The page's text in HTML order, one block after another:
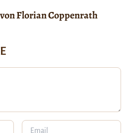
Florian Coppenrath